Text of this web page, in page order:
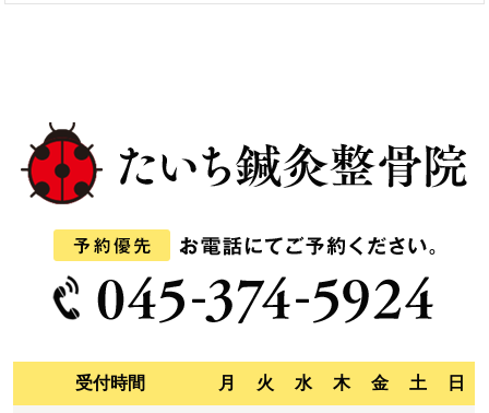
受付時間 月 火 水 木 金 土 日